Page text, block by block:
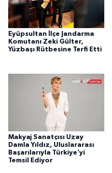
Eyüpsultan İlçe Jandarma
Komutanı Zeki Gülter,
Yüzbaşı Rütbesine Terfi Etti
Makyaj Sanatçısı Uzay
Damla Yıldız, Uluslararası
Başarılarıyla Türkiye’yi
Temsil Ediyor